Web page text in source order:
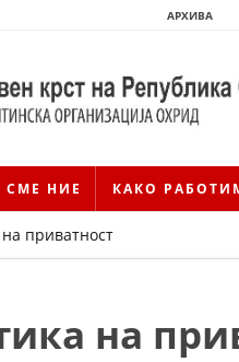
АРХИВА
СМЕ НИЕ КАКО
приватност
на